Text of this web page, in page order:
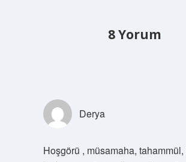
8 Yorum
Derya
Hoşgörü , müsamaha,